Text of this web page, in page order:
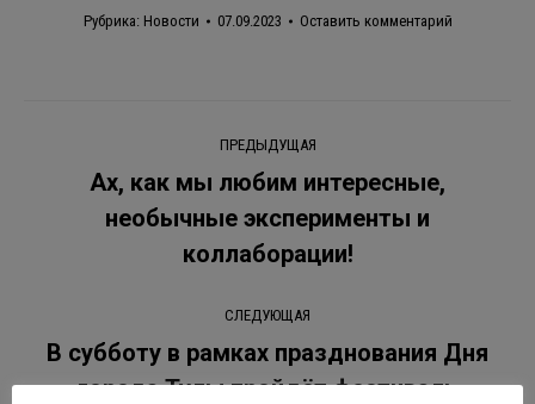
Рубрика: Новости 07.09.2023 Оставить комментарий
Навигация
записям
ПРЕДЫДУЩАЯ
Предыдущая
запись:
Ах, как мы любим интересные,
необычные эксперименты и
коллаборации!
СЛЕДУЮЩАЯ
Следующая
В субботу в рамках празднования Дня
города Тулы пройдёт фестиваль